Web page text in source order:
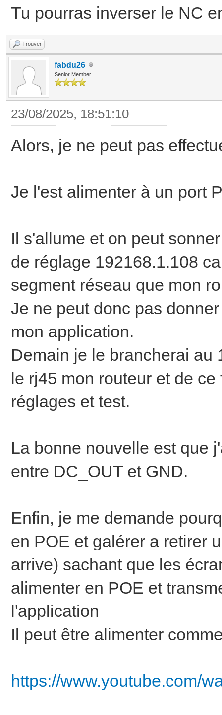
Tu pourras inverser le NC
Trouver
fabdu26
Senior Member
23/08/2025, 18:51:10
Alors, je ne peut pas
Je l'est alimenter à un port
Il s'allume et on peut
de réglage 192168.1.108
segment réseau que mon
Je ne peut donc pas
mon application.
Demain je le brancherai au
le rj45 mon routeur et de
réglages et test.
La bonne nouvelle est que
entre DC_OUT et GND.
Enfin, je me demande
en POE et galérer a retirer
arrive) sachant que les
alimenter en POE et
l'application
Il peut être alimenter
https://www.youtube.com/